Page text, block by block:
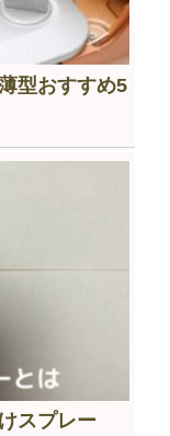
型おすすめ5
スプレー